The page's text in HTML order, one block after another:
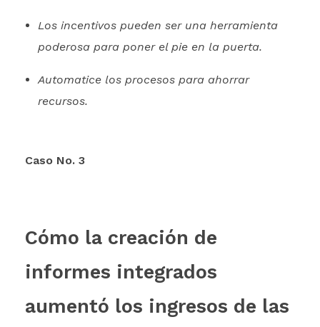
Los incentivos pueden ser una herramienta
poderosa para poner el pie en la puerta.
Automatice los procesos para ahorrar
recursos.
Caso No. 3
Cómo la creación de
informes integrados
aumentó los ingresos de las